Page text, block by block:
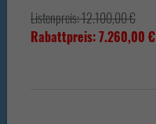
Listenpreis: 12.100,00 €
Rabattpreis: 7.260,00 €